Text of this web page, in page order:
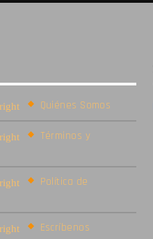
Quiénes Somos
Términos y
Política de
Escríbenos